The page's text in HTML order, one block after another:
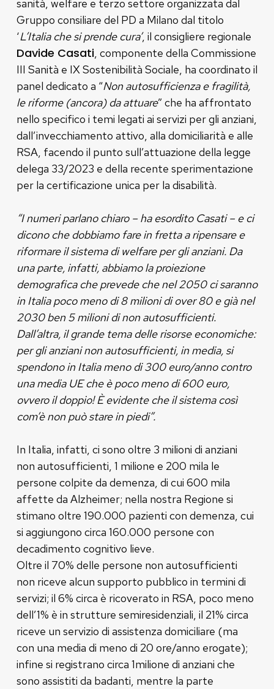
sanità, welfare e terzo settore organizzata dal
Gruppo consiliare del PD a Milano dal titolo
‘L’Italia che si prende cura’, il consigliere regionale
Davide Casati, componente della Commissione
III Sanità e IX Sostenibilità Sociale, ha coordinato il
panel dedicato a “Non autosufficienza e fragilità,
le riforme (ancora) da attuare” che ha affrontato
nello specifico i temi legati ai servizi per gli anziani,
dall’invecchiamento attivo, alla domiciliarità e alle
RSA, facendo il punto sull’attuazione della legge
delega 33/2023 e della recente sperimentazione
per la certificazione unica per la disabilità.
“I numeri parlano chiaro – ha esordito Casati – e ci
dicono che dobbiamo fare in fretta a ripensare e
riformare il sistema di welfare per gli anziani. Da
una parte, infatti, abbiamo la proiezione
demografica che prevede che nel 2050 ci saranno
in Italia poco meno di 8 milioni di over 80 e già nel
2030 ben 5 milioni di non autosufficienti.
Dall’altra, il grande tema delle risorse economiche:
per gli anziani non autosufficienti, in media, si
spendono in Italia meno di 300 euro/anno contro
una media UE che è poco meno di 600 euro,
ovvero il doppio! È evidente che il sistema così
com’è non può stare in piedi”.
In Italia, infatti, ci sono oltre 3 milioni di anziani
non autosufficienti, 1 milione e 200 mila le
persone colpite da demenza, di cui 600 mila
affette da Alzheimer; nella nostra Regione si
stimano oltre 190.000 pazienti con demenza, cui
si aggiungono circa 160.000 persone con
decadimento cognitivo lieve.
Oltre il 70% delle persone non autosufficienti
non riceve alcun supporto pubblico in termini di
servizi; il 6% circa è ricoverato in RSA, poco meno
dell’1% è in strutture semiresidenziali, il 21% circa
riceve un servizio di assistenza domiciliare (ma
con una media di meno di 20 ore/anno erogate);
infine si registrano circa 1milione di anziani che
sono assistiti da badanti, mentre la parte